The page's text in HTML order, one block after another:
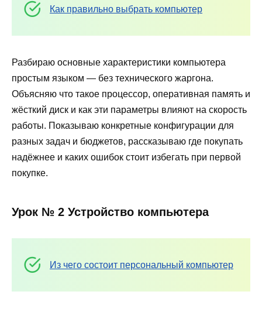
Как правильно выбрать компьютер
Разбираю основные характеристики компьютера
простым языком — без технического жаргона.
Объясняю что такое процессор, оперативная память и
жёсткий диск и как эти параметры влияют на скорость
работы. Показываю конкретные конфигурации для
разных задач и бюджетов, рассказываю где покупать
надёжнее и каких ошибок стоит избегать при первой
покупке.
Урок № 2 Устройство компьютера
Из чего состоит персональный компьютер